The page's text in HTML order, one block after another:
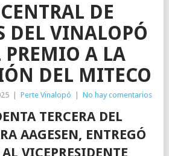
DE
DEL VINALOPÓ
PREMIO A LA
DEL MITECO
Perte Vinalopó No hay comentarios
TERCERA DEL
AAGESEN, ENTREGÓ
VICEPRESIDENTE